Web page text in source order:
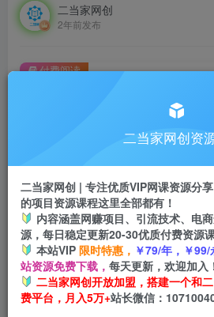
二当家网创
2年前发布
此内容为付费阅读，请付费后查看
会员专属资
会员免费
开通会员
付费阅读
二当家网创资
二当家网创 | 专注优质VIP网课资源分
的项目资源课程这里全部都有！
内容涵盖网赚项目、引流技术、电
源，每日稳定更新20-30优质付费资源
本站VIP 限时特惠， ￥79/年，￥99/
站资源免费下载， 每天更新，欢迎加入
二当家网创开放加盟，搭建一个和
费平台，月入5万+站长微信：